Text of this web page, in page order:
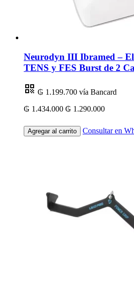
Neurodyn III Ibramed –
TENS y FES Burst de 2
₲ 1.199.700 vía Bancard
₲ 1.434.000 ₲ 1.290.000
Agregar al carrito Consultar en